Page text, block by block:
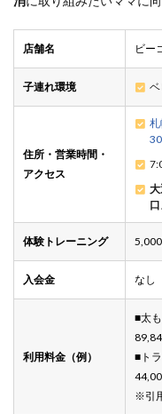
店舗名 ビー
子連れ環境
住所・営業時間・
アクセス
口
体験トレーニング 5,000
入会金 なし
利用料金（例）
■太
■ト
※引